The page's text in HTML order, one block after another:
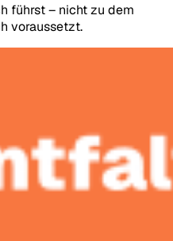
führst – nicht zu dem
voraussetzt.